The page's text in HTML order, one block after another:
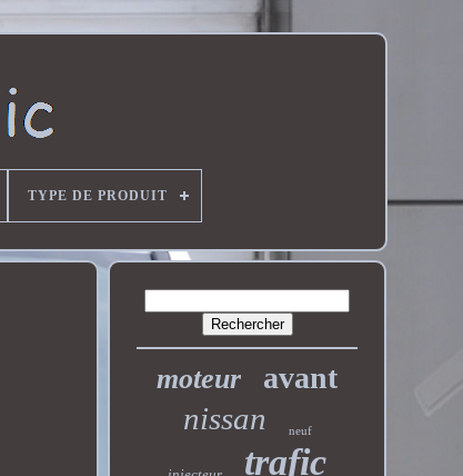
TYPE DE PRODUIT
moteur avant
nissan neuf
trafic